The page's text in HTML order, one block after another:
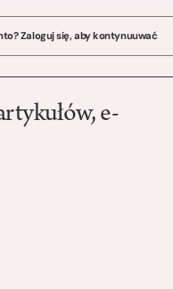
Zaloguj się, aby kontynuuwać
e-